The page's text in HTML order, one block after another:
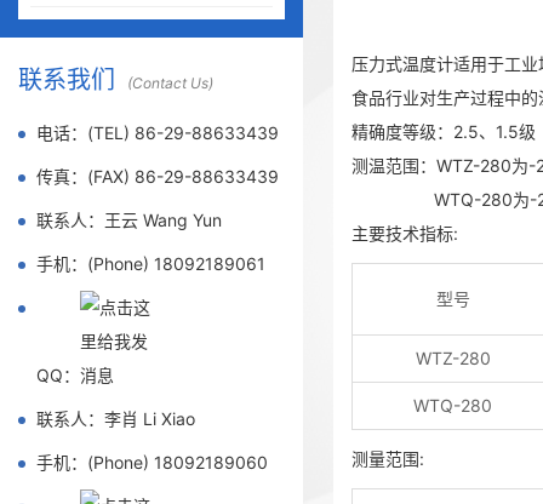
联系我们 (Contact Us)
电话：(TEL) 86-29-88633439
传真：(FAX) 86-29-88633439
联系人：王云 Wang Yun
手机：(Phone) 18092189061
QQ：
联系人：李肖 Li Xiao
手机：(Phone) 18092189060
压力式温度计适用于工
食品行业对生产过程中
精确度等级：2.5、1.5级
测温范围：WTZ-280
WTQ-280为-
主要技术指标:
型号
WTZ-280
WTQ-280
测量范围: